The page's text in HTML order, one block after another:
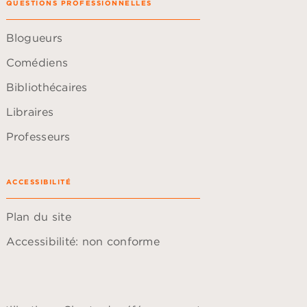
QUESTIONS PROFESSIONNELLES
Blogueurs
Comédiens
Bibliothécaires
Libraires
Professeurs
ACCESSIBILITÉ
Plan du site
Accessibilité: non conforme